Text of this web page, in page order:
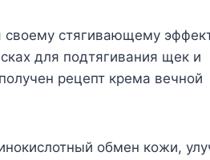
стягивающему
для подтягивания щек и
рецепт крема вечной
обмен кожи,